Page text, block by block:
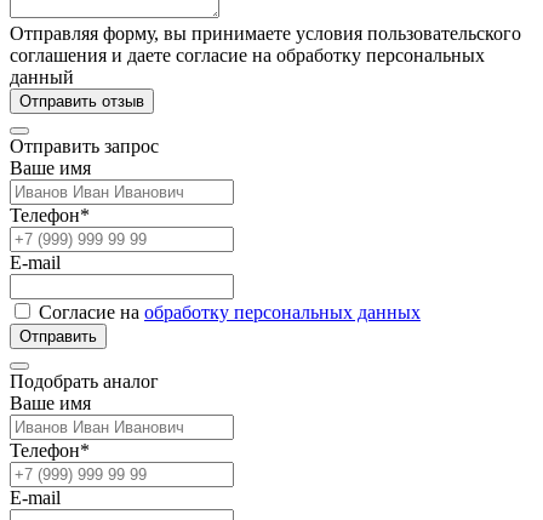
Отправляя форму, вы принимаете условия пользовательского
соглашения и даете согласие на обработку персональных
данный
Отправить отзыв
Отправить запрос
Ваше имя
Телефон*
E-mail
Согласие на обработку персональных данных
Отправить
Подобрать аналог
Ваше имя
Телефон*
E-mail